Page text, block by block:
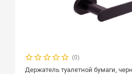
(0)
Держатель туалетной бумаги,